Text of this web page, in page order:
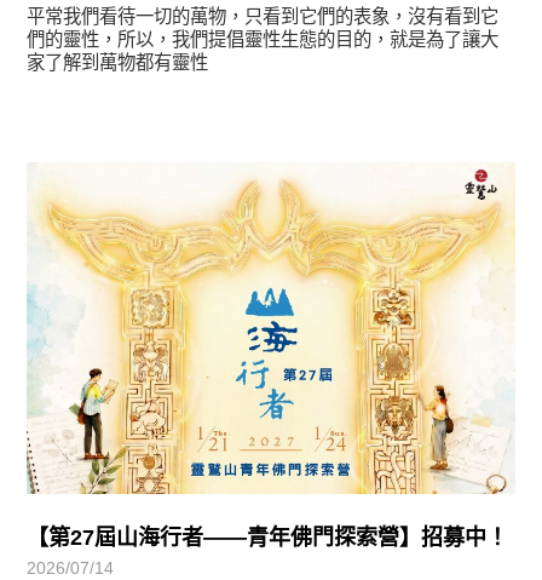
平常我們看待一切的萬物，只看到它們的表象，沒有看到它
們的靈性，所以，我們提倡靈性生態的目的，就是為了讓大
家了解到萬物都有靈性
【第27屆山海行者——青年佛門探索營】招募中！
2026/07/14
最新消息